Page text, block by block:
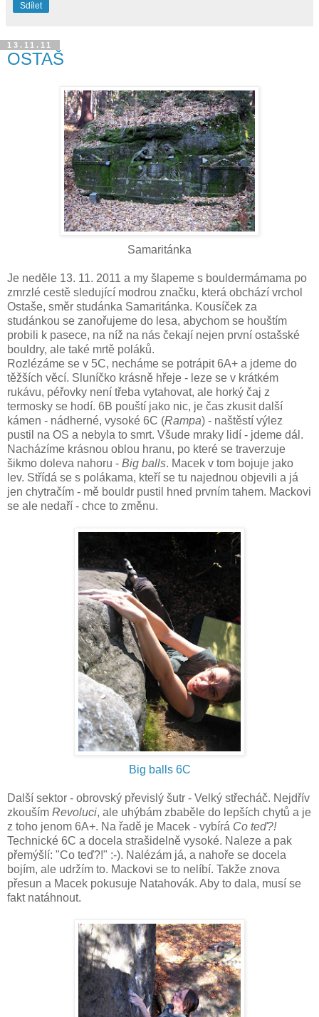
Sdílet
13.11.11
OSTAŠ
Samaritánka
Je neděle 13. 11. 2011 a my šlapeme s bouldermámama po
zmrzlé cestě sledující modrou značku, která obchází vrchol
Ostaše, směr studánka Samaritánka. Kousíček za
studánkou se zanořujeme do lesa, abychom se houštím
probili k pasece, na níž na nás čekají nejen první ostašské
bouldry, ale také mrtě poláků.
Rozlézáme se v 5C, necháme se potrápit 6A+ a jdeme do
těžších věcí. Sluníčko krásně hřeje - leze se v krátkém
rukávu, péřovky není třeba vytahovat, ale horký čaj z
termosky se hodí. 6B pouští jako nic, je čas zkusit další
kámen - nádherné, vysoké 6C (Rampa) - naštěstí výlez
pustil na OS a nebyla to smrt. Všude mraky lidí - jdeme dál.
Nacházíme krásnou oblou hranu, po které se traverzuje
šikmo doleva nahoru - Big balls. Macek v tom bojuje jako
lev. Střídá se s polákama, kteří se tu najednou objevili a já
jen chytračím - mě bouldr pustil hned prvním tahem. Mackovi
se ale nedaří - chce to změnu.
Big balls 6C
Další sektor - obrovský převislý šutr - Velký střecháč. Nejdřív
zkouším Revoluci, ale uhýbám zbaběle do lepších chytů a je
z toho jenom 6A+. Na řadě je Macek - vybírá Co teď?!
Technické 6C a docela strašidelně vysoké. Naleze a pak
přemýšlí: "Co teď?!" :-). Nalézám já, a nahoře se docela
bojím, ale udržím to. Mackovi se to nelíbí. Takže znova
přesun a Macek pokusuje Natahovák. Aby to dala, musí se
fakt natáhnout.